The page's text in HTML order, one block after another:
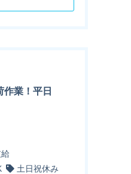
業！平日
土日祝休み